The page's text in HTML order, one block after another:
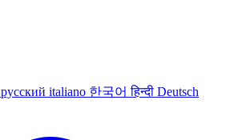
русский italiano 한국어हिन्दी Deutsch